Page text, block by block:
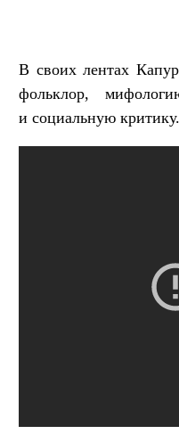
В своих лентах
фольклор,
и социальную критику.